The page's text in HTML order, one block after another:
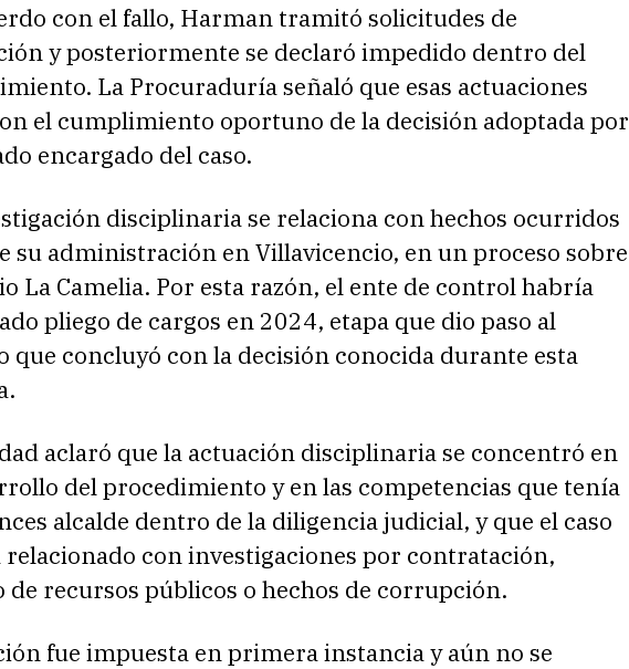
con el fallo, Harman tramitó solicitudes de
y posteriormente se declaró impedido dentro del
La Procuraduría señaló que esas actuaciones
el cumplimiento oportuno de la decisión adoptada por
encargado del caso.
disciplinaria se relaciona con hechos ocurridos
su administración en Villavicencio, en un proceso sobre
La Camelia. Por esta razón, el ente de control habría
pliego de cargos en 2024, etapa que dio paso al
que concluyó con la decisión conocida durante esta
aclaró que la actuación disciplinaria se concentró en
del procedimiento y en las competencias que tenía
alcalde dentro de la diligencia judicial, y que el caso
relacionado con investigaciones por contratación,
de recursos públicos o hechos de corrupción.
fue impuesta en primera instancia y aún no se